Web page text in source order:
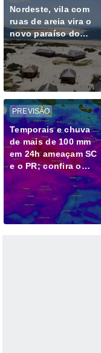
Nordeste, vila com
ruas de areia vira o
novo paraíso do
ecoturismo no Brasil
PREVISÃO
Temporais e chuva
de mais de 100 mm
em 24h ameaçam SC
e o PR; confira o
alerta